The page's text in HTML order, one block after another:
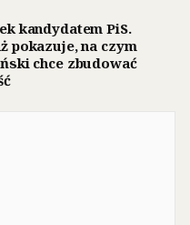
kandydatem PiS.
pokazuje, na czym
chce zbudować